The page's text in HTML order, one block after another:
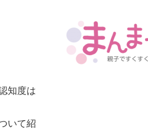
知度は
いて紹